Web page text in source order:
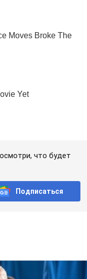
что будет
Подписаться